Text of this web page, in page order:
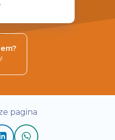
pagina